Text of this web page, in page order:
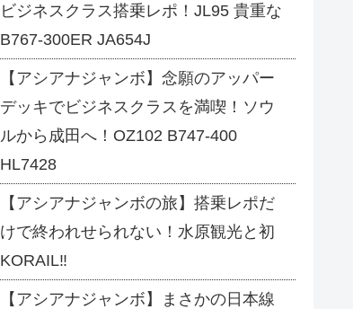
ビジネスクラス搭乗レポ！JL95 貴重な
B767-300ER JA654J
【アシアナジャンボ】念願のアッパー
デッキでビジネスクラスを満喫！ソウ
ルから成田へ！OZ102 B747-400
HL7428
【アシアナジャンボの旅】搭乗レポだ
けで終われせられない！水原観光と初
KORAIL‼
【アシアナジャンボ】まさかの日本線